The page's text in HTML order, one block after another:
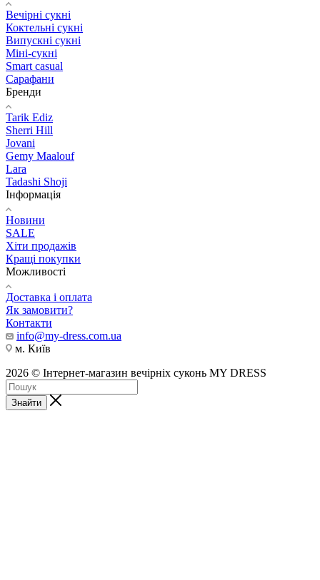
Вечірні сукні
Коктельні сукні
Випускні сукні
Міні-сукні
Smart casual
Сарафани
Бренди
Tarik Ediz
Sherri Hill
Jovani
Gemy Maalouf
Lara
Tadashi Shoji
Інформація
Новини
SALE
Хіти продажів
Кращі покупки
Можливості
Доставка і оплата
Як замовити?
Контакти
info@my-dress.com.ua
м. Київ
2026 © Інтернет-магазин вечірніх суконь MY DRESS
Знайти